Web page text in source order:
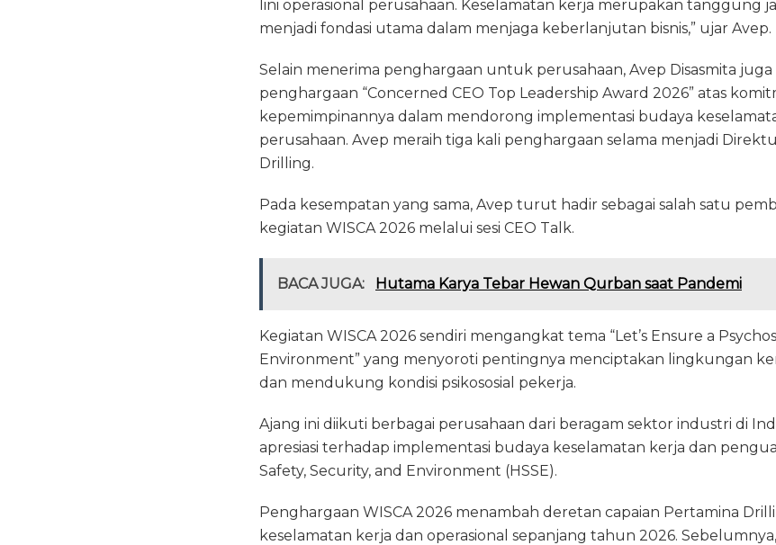
lini operasional perusahaan. Keselamatan kerja merupakan tanggung
menjadi fondasi utama dalam menjaga keberlanjutan bisnis,” ujar Avep.
Selain menerima penghargaan untuk perusahaan, Avep Disasmita
penghargaan “Concerned CEO Top Leadership Award 2026” atas
kepemimpinannya dalam mendorong implementasi budaya
perusahaan. Avep meraih tiga kali penghargaan selama menjadi
Drilling.
Pada kesempatan yang sama, Avep turut hadir sebagai salah satu
kegiatan WISCA 2026 melalui sesi CEO Talk.
BACA JUGA: Hutama Karya Tebar Hewan Qurban saat Pandemi
Kegiatan WISCA 2026 sendiri mengangkat tema “Let’s Ensure a
Environment” yang menyoroti pentingnya menciptakan lingkungan
dan mendukung kondisi psikososial pekerja.
Ajang ini diikuti berbagai perusahaan dari beragam sektor industri di
apresiasi terhadap implementasi budaya keselamatan kerja dan
Safety, Security, and Environment (HSSE).
Penghargaan WISCA 2026 menambah deretan capaian Pertamina
keselamatan kerja dan operasional sepanjang tahun 2026.